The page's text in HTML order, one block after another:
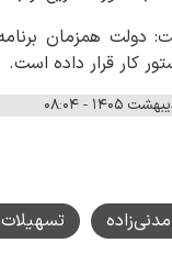
همزمان برنامه
کار قرار داده است.